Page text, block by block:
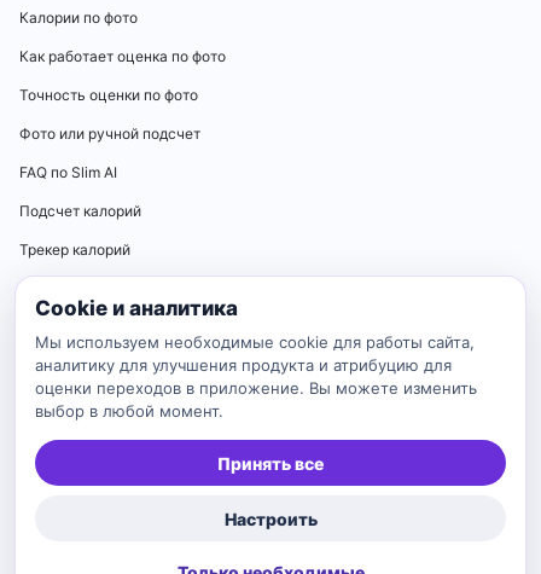
Калории по фото
Как работает оценка по фото
Точность оценки по фото
Фото или ручной подсчет
FAQ по Slim AI
Подсчет калорий
Трекер калорий
Калькуляторы
Калькулятор нормы калорий
Калькулятор ИМТ
Калькулятор идеального веса
Калькулятор BMR
Cookie и аналитика
Мы используем необходимые cookie для работы сайта,
аналитику для улучшения продукта и атрибуцию для
оценки переходов в приложение. Вы можете изменить
выбор в любой момент.
Настроить
Принять все